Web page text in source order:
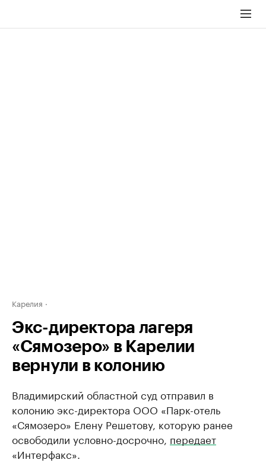
Карелия
Экс-директора лагеря
«Сямозеро» в Карелии
вернули в колонию
Владимирский областной суд отправил в
колонию экс-директора ООО «Парк-отель
«Сямозеро» Елену Решетову, которую ранее
освободили условно-досрочно, передает
«Интерфакс».